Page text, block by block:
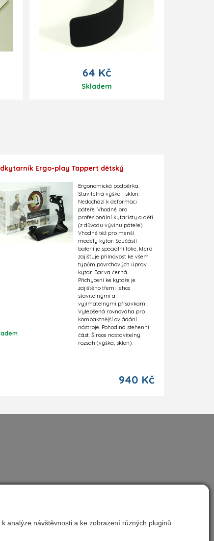
analýze návštěvnosti a ke zobrazení různých pluginů
64 Kč
Skladem
Ergo-play Tappert dětský
Ergonomická podpěrka.
Stavitelná výška i sklon.
Nedochází k deformaci
páteře. Vhodné pro
profesionální kytaristy a děti
(z důvodu vývinu páteře).
Vhodné též pro menší
modely kytar. Součástí
balení je speciální fólie, která
zajišťuje přilnavost ke všem
typům povrchových úprav
kytar. Barva černá.
Přichycení ke kytaře je
zajištěno třemi lehce
stavitelnými a
vyjímatelnými přísavkami.
Vylepšená rovnováha pro
kompaktnější ovládání
nástroje. Pohodlná stehenní
část. Široce nastavitelný
rozsah (výška, sklon).
940 Kč